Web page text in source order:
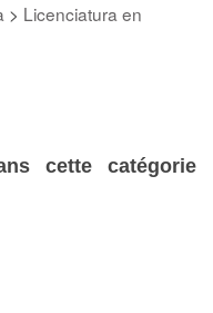
> Licenciatura en
cette catégorie